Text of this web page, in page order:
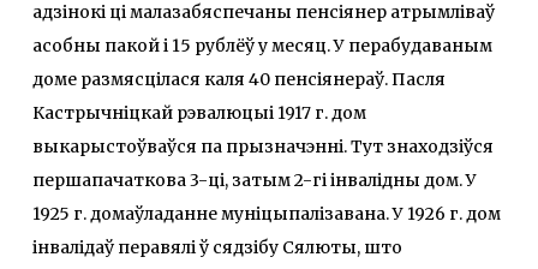
адзінокі ці малазабяспечаны пенсіянер атрымліваў
асобны пакой і 15 рублёў у месяц. У перабудаваным
доме размясцілася каля 40 пенсіянераў. Пасля
Кастрычніцкай рэвалюцыі 1917 г. дом
выкарыстоўваўся па прызначэнні. Тут знаходзіўся
першапачаткова 3-ці, затым 2-гі інвалідны дом. У
1925 г. домаўладанне муніцыпалізавана. У 1926 г. дом
інвалідаў перавялі ў сядзібу Сялюты, што